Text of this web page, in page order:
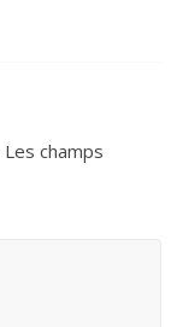
Les champs